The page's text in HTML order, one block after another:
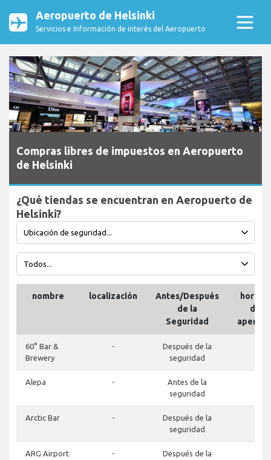
Aeropuerto de Helsinki
Servicios e Información de interés del Aeropuerto
Compras libres de impuestos en Aeropuerto
de Helsinki
¿Qué tiendas se encuentran en Aeropuerto de
Helsinki?
nombre localización
Antes/Después
de la
Seguridad
horario
de
60° Bar &
Brewery
-
Después de la
seguridad
Alepa -
Antes de la
seguridad
Arctic Bar -
Después de la
seguridad
ARG Airport
-
Después de la